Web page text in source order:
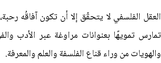
العقل الفلسفي لا يتحقّق إلا أن تكون آفاقُه
تمارس تمويهًا بعنوانات مراوغة عبر الأدب
والهويات من وراء قناع الفلسفة والعلم والمعرفة.